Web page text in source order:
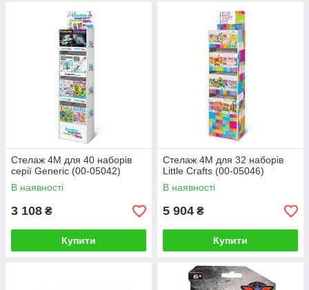
Стелаж 4M для 40 наборів
серії Generic (00-05042)
В наявності
3 108 ₴
Купити
Стелаж 4М для 32 наборів
Little Crafts (00-05046)
В наявності
5 904 ₴
Купити